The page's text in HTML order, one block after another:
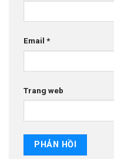
Email *
Trang web